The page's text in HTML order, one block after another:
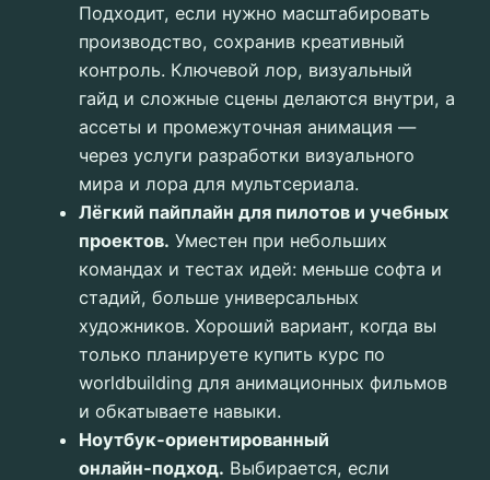
Подходит, если нужно масштабировать
производство, сохранив креативный
контроль. Ключевой лор, визуальный
гайд и сложные сцены делаются внутри, а
ассеты и промежуточная анимация —
через услуги разработки визуального
мира и лора для мультсериала.
Лёгкий пайплайн для пилотов и учебных
проектов. Уместен при небольших
командах и тестах идей: меньше софта и
стадий, больше универсальных
художников. Хороший вариант, когда вы
только планируете купить курс по
worldbuilding для анимационных фильмов
и обкатываете навыки.
Ноутбук‑ориентированный
онлайн‑подход. Выбирается, если